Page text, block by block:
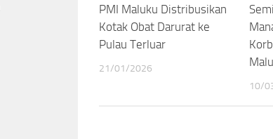
PMI Maluku Distribusikan
Kotak Obat Darurat ke
Pulau Terluar
21/01/2026
10/